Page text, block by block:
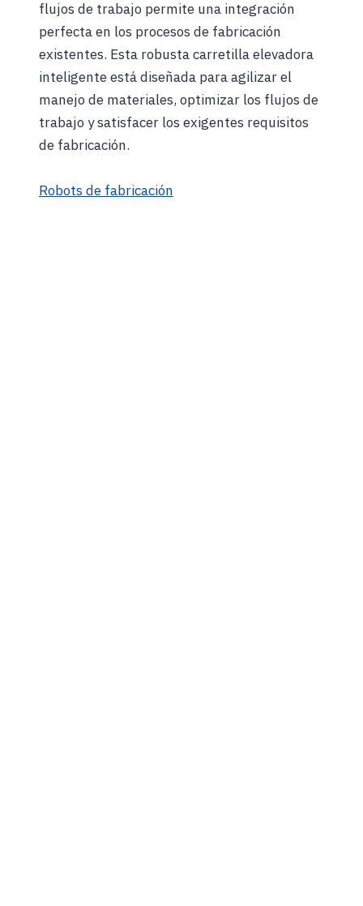
flujos de trabajo permite una integración
perfecta en los procesos de fabricación
existentes. Esta robusta carretilla elevadora
inteligente está diseñada para agilizar el
manejo de materiales, optimizar los flujos de
trabajo y satisfacer los exigentes requisitos
de fabricación.
Robots de fabricación